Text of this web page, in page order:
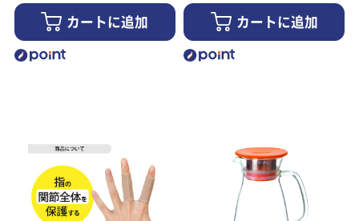
カートに追加 カートに追加